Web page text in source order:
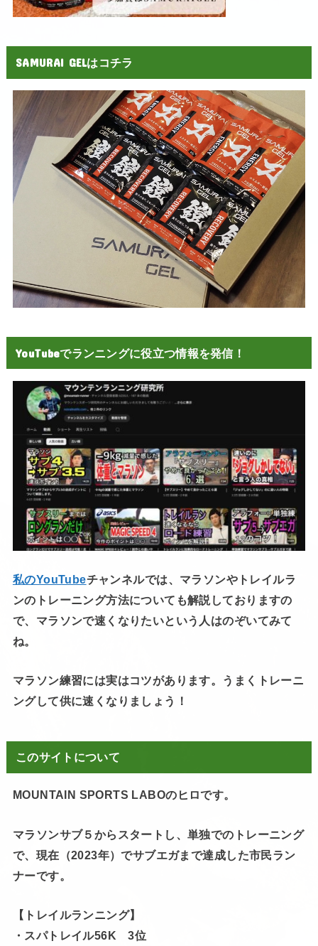
SAMURAI GELはコチラ
YouTubeでランニングに役立つ情報を発信！
私のYouTubeチャンネルでは、マラソンやトレイルラ
ンのトレーニング方法についても解説しておりますの
で、マラソンで速くなりたいという人はのぞいてみて
ね。
マラソン練習には実はコツがあります。うまくトレーニ
ングして供に速くなりましょう！
このサイトについて
MOUNTAIN SPORTS LABOのヒロです。
マラソンサブ５からスタートし、単独でのトレーニング
で、現在（2023年）でサブエガまで達成した市民ラン
ナーです。
【トレイルランニング】
・スパトレイル56K 3位